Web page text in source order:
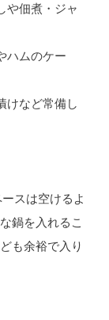
や佃煮・ジャ
ハムのケー
けなど常備し
スは空けるよ
鍋を入れるこ
も余裕で入り